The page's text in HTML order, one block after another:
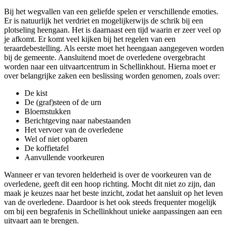
Bij het wegvallen van een geliefde spelen er verschillende emoties.
Er is natuurlijk het verdriet en mogelijkerwijs de schrik bij een
plotseling heengaan. Het is daarnaast een tijd waarin er zeer veel op
je afkomt. Er komt veel kijken bij het regelen van een
teraardebestelling. Als eerste moet het heengaan aangegeven worden
bij de gemeente. Aansluitend moet de overledene overgebracht
worden naar een uitvaartcentrum in Schellinkhout. Hierna moet er
over belangrijke zaken een beslissing worden genomen, zoals over:
De kist
De (graf)steen of de urn
Bloemstukken
Berichtgeving naar nabestaanden
Het vervoer van de overledene
Wel of niet opbaren
De koffietafel
Aanvullende voorkeuren
Wanneer er van tevoren helderheid is over de voorkeuren van de
overledene, geeft dit een hoop richting. Mocht dit niet zo zijn, dan
maak je keuzes naar het beste inzicht, zodat het aansluit op het leven
van de overledene. Daardoor is het ook steeds frequenter mogelijk
om bij een begrafenis in Schellinkhout unieke aanpassingen aan een
uitvaart aan te brengen.